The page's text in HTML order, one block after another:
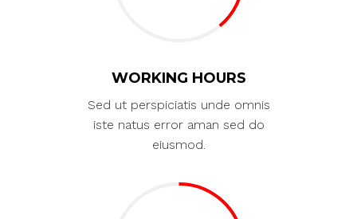
WORKING HOURS
Sed ut perspiciatis unde omnis
iste natus error aman sed do
eiusmod.